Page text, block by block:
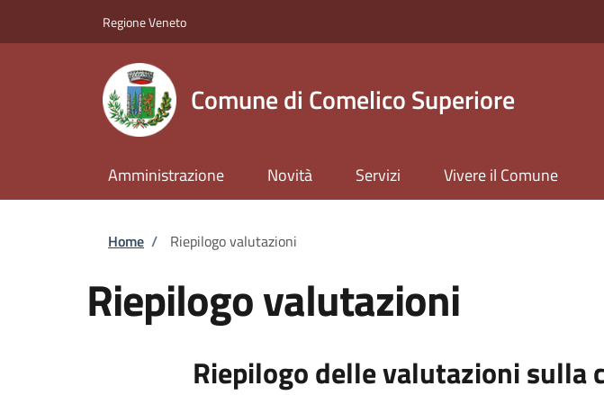
Regione Veneto
Comune di Comelico Superiore
Amministrazione Novità Servizi Vivere il Comune
Briciole di pane
Home / Riepilogo valutazioni
Riepilogo valutazioni
Riepilogo delle valutazioni sulla